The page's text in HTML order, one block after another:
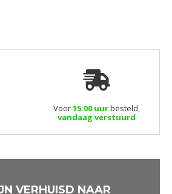
Voor15:00 uurbesteld,
vandaag verstuurd
VERHUISD NAAR